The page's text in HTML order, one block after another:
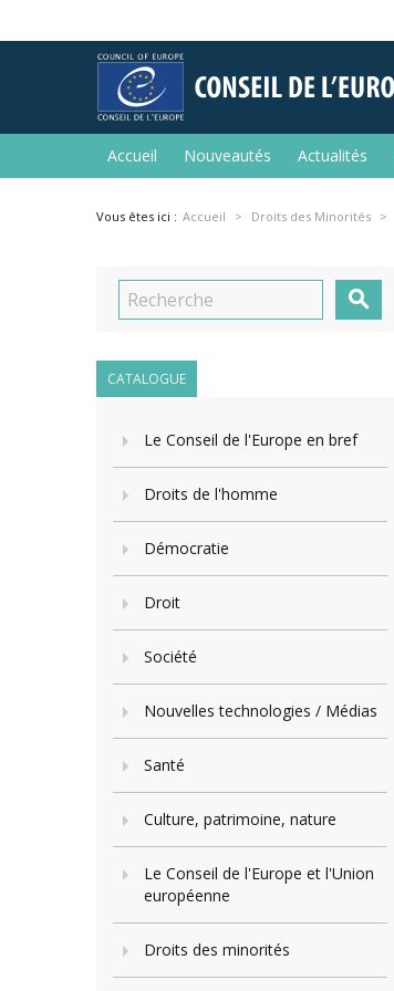
Accueil Nouveautés Actualités
Vous êtes ici : Accueil Droits des Minorités

CATALOGUE
Le Conseil de l'Europe en bref
Droits de l'homme
Démocratie
Droit
Société
Nouvelles technologies / Médias
Santé
Culture, patrimoine, nature
Le Conseil de l'Europe et l'Union
européenne
Droits des minorités